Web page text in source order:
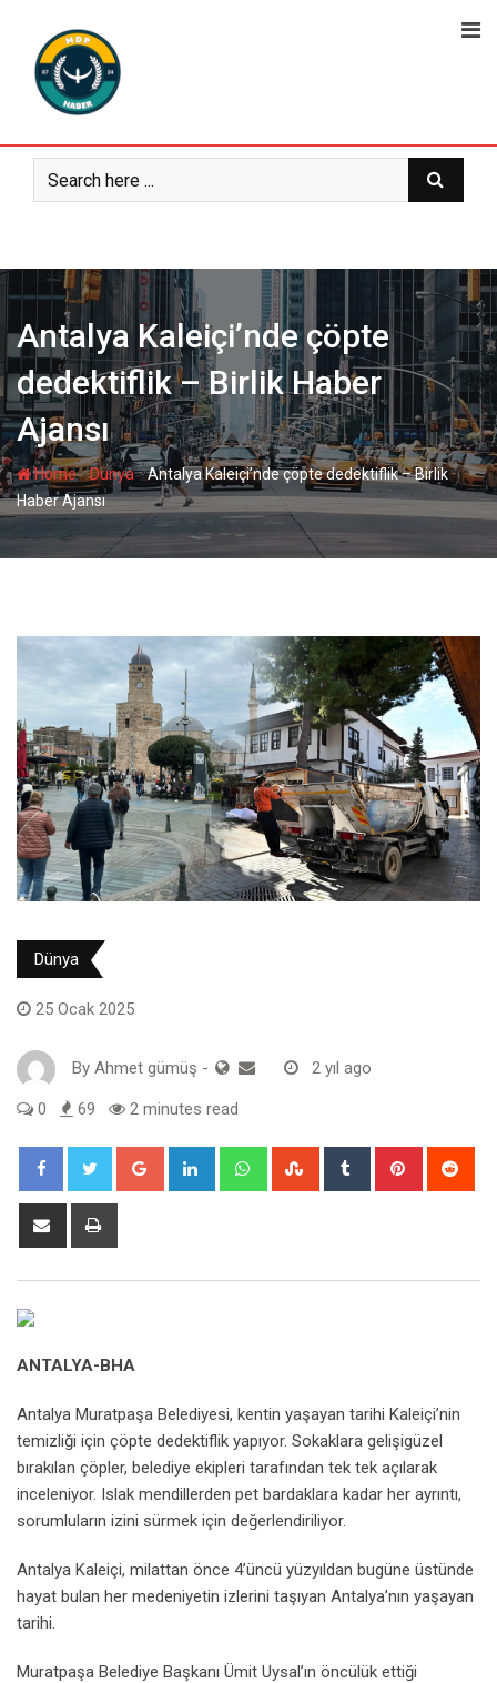
content
Antalya Kaleiçi’nde çöpte
dedektiflik – Birlik Haber
Ajansı
Home-Dünya-Antalya Kaleiçi’nde çöpte dedektiflik – Birlik
Haber Ajansı
Dünya
25 Ocak 2025
By Ahmet gümüş - 2 yıl ago
0 69 2 minutes read
Google+ LinkedIn WhatsappStumbleUpon
Tumblr Pinterest
Share
ANTALYA-BHA
Antalya Muratpaşa Belediyesi, kentin yaşayan tarihi Kaleiçi’nin
temizliği için çöpte dedektiflik yapıyor. Sokaklara gelişigüzel
bırakılan çöpler, belediye ekipleri tarafından tek tek açılarak
inceleniyor. Islak mendillerden pet bardaklara kadar her ayrıntı,
sorumluların izini sürmek için değerlendiriliyor.
Antalya Kaleiçi, milattan önce 4’üncü yüzyıldan bugüne üstünde
hayat bulan her medeniyetin izlerini taşıyan Antalya’nın yaşayan
tarihi.
Muratpaşa Belediye Başkanı Ümit Uysal’ın öncülük ettiği